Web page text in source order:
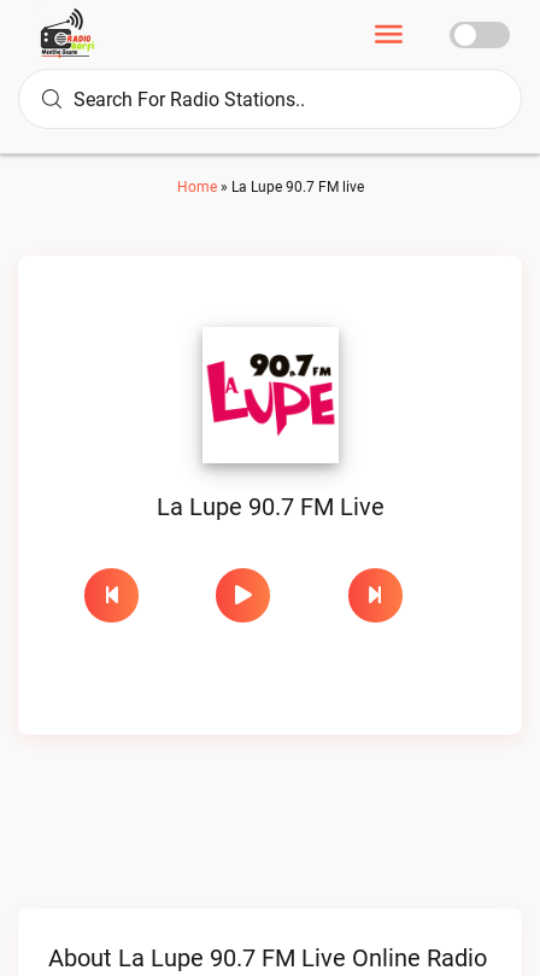
Home» La Lupe 90.7 FM live
La Lupe 90.7 FM Live
About La Lupe 90.7 FM Live Online Radio